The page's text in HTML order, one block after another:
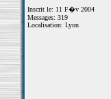
Inscrit le: 11 F�v 2004
Messages: 319
Localisation: Lyon